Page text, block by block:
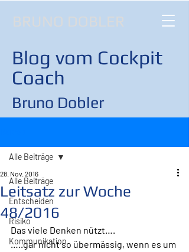
BRUNO DOBLER
Blog vom Cockpit
Coach
Bruno Dobler
Alle Beiträge
Entscheiden
Risiko
Kommunikation
Alle Beiträge
Leitsatz zur Woche
48/2016
28. Nov. 2016
Das viele Denken nützt….
…..gar nicht so übermässig, wenn es um